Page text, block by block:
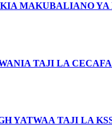
MAKUBALIANO
TAJI LA
YATWAA TAJI LA